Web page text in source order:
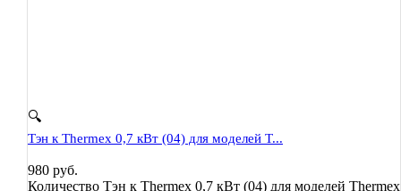
🔍
Тэн к Thermex 0,7 кВт (04) для моделей T...
980 руб.
Количество Тэн к Thermex 0,7 кВт (04) для моделей Thermex